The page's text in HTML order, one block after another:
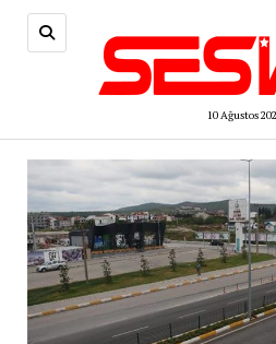
10 Ağustos